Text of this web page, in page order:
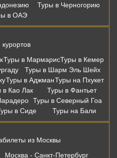
Туры в Черногорию
в ОАЭ
Туры в МармарисТуры в Кемер
Туры в Шарм Эль Шейх
Туры в АджманТуры на Пхукет
в Као Лак
Туры в Фантьет
Туры в Северный Гоа
в Сиде Туры на Бали
из Москвы
Москва - Санкт-Петербург